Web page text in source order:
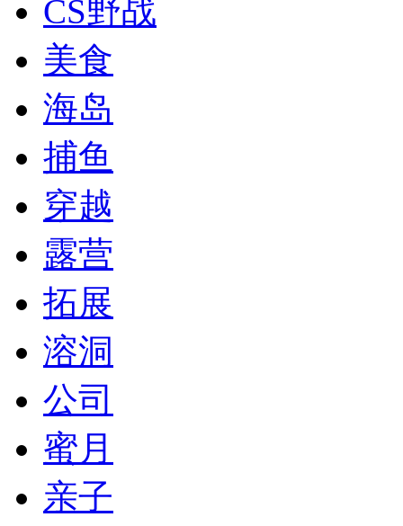
CS野战
美食
海岛
捕鱼
穿越
露营
拓展
溶洞
公司
蜜月
亲子